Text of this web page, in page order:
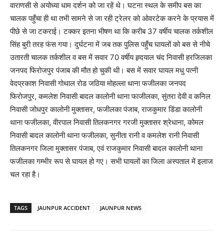
वाराणसी से अयोध्या धाम दर्शन को जा रहें थे। घटना स्थल के समीप बस का
चालक पहुँचा ही था तभी सामने से जा रही ट्रेलर को ओवरटेक करने के प्रयास में
पीछे से जा टकराई। टक्कर इतना भीषण था कि करीब 37 वर्षीय चालक तर्कशील
सिंह बुरी तरह फंस गया। दुर्घटना में जब तक पुलिस पहुँच घायलों को बस से नीचे
उतारती चालक तर्कशील व बस में सवार 70 वर्षीय ह्र्दयाल चंद निवासी हरजिलका
जनपद फिरोजपुर पंजाब की मौत हो चुकी थी। बस में सवार घायल मधु पत्नी
वेदप्रकाश निवासी गोथाल रोड जठिया मोहल्ला थाना फजीलका जनपद
फिरोजपुर, कमलेश निवासी बादल कालोनी थाना फाजीलका, सुंतरा देवी व कनिल
निवासी जोधपुर कालोनी मुक्तासर, फजीलका पंजाब, राजकुमार डिंडा कालोनी
थाना फजीलका, वीरपाल निवासी तिलकनगर गरजी मुक्तासर श्रेधाना, कोमल
निवासी बादल कालोनी थाना फजीलका, सुनीता रानी व कमलेश रानी निवासी
तिलकनगर जिला मुक्तासर पंजाब, एवं राजकुमार निवासी बादल कालोनी थाना
फजीलका गम्भीर रूप से घायल हो गए। सभी घायलों का जिला अस्पताल में इलाज
चल रहा है।
TAGS JAUNPUR ACCIDENT JAUNPUR NEWS